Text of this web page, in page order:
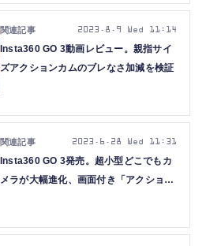
Insta360 GO 3動画レビュー。親指サイ
ズアクションカムのブレなさ加減を検証
2023.8.9 Wed 11:14
Insta360 GO 3発売。超小型どこでもカ
メラが大幅進化、画面付き「アクション
2023.6.28 Wed 11:31